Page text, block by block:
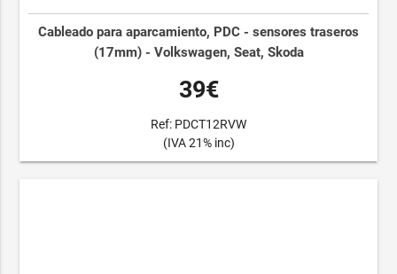
Cableado para aparcamiento, PDC - sensores traseros
(17mm) - Volkswagen, Seat, Skoda
39€
Ref: PDCT12RVW
(IVA 21% inc)